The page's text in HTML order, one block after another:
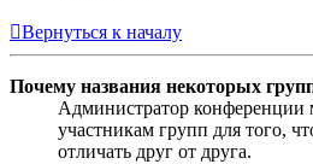
Вернуться к началу
Почему названия некоторых
Администратор конференции
участникам групп для того,
отличать друг от друга.